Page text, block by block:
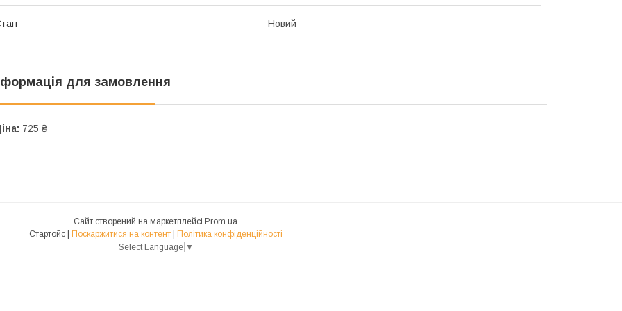
Новий
для замовлення
725 ₴
Сайт створений на маркетплейсі Prom.ua
Поскаржитися на контент
Політика конфіденційності
Select Language ▼